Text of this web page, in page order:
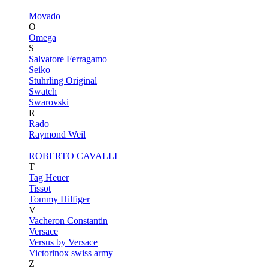
Movado
O
Omega
S
Salvatore Ferragamo
Seiko
Stuhrling Original
Swatch
Swarovski
R
Rado
Raymond Weil
ROBERTO CAVALLI
T
Tag Heuer
Tissot
Tommy Hilfiger
V
Vacheron Constantin
Versace
Versus by Versace
Victorinox swiss army
Z